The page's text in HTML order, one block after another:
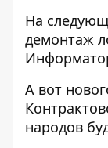
На
демонтаж
А вот
народов